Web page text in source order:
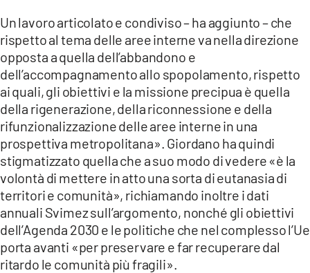
Un lavoro articolato e condiviso – ha aggiunto – che
rispetto al tema delle aree interne va nella direzione
opposta a quella dell’abbandono e
dell’accompagnamento allo spopolamento, rispetto
ai quali, gli obiettivi e la missione precipua è quella
della rigenerazione, della riconnessione e della
rifunzionalizzazione delle aree interne in una
prospettiva metropolitana». Giordano ha quindi
stigmatizzato quella che a suo modo di vedere «è la
volontà di mettere in atto una sorta di eutanasia di
territori e comunità», richiamando inoltre i dati
annuali Svimez sull’argomento, nonché gli obiettivi
dell’Agenda 2030 e le politiche che nel complesso l’Ue
porta avanti «per preservare e far recuperare dal
ritardo le comunità più fragili».